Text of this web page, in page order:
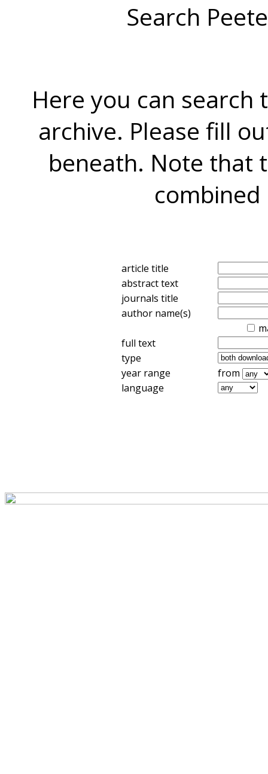
Search
Here you can search
archive. Please fill
beneath. Note that
combined
article title
abstract text
journals title
author name(s)
full text
type
year range
from
language